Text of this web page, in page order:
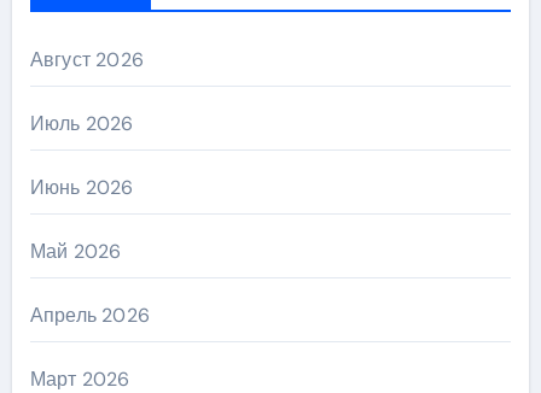
Август 2026
Июль 2026
Июнь 2026
Май 2026
Апрель 2026
Март 2026